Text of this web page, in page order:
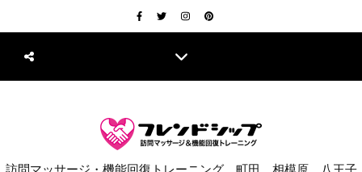
訪問マッサージ・機能回復トレーニング 町田、相模原、八王子